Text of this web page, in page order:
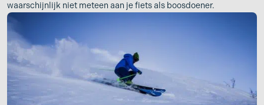
waarschijnlijk niet meteen aan je fiets als boosdoener.